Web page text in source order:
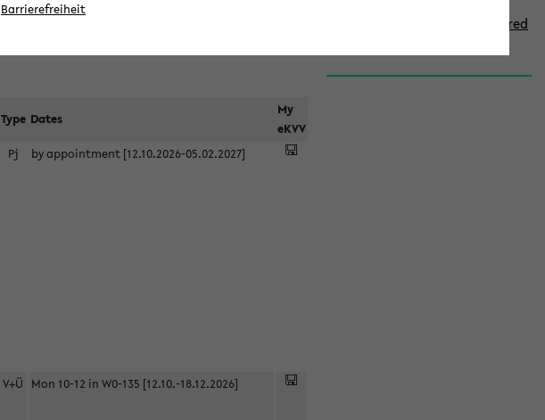
Type Dates
My
eKVV
Pj by appointment [12.10.2026-05.02.2027]
V+Ü Mon 10-12 in W0-135 [12.10.-18.12.2026]
How to indicate courses offered
Barrierefreiheit